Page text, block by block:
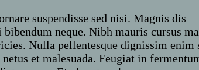
suspendisse sed nisi. Magnis dis
neque. Nibh mauris cursus
Nulla pellentesque dignissim enim
et malesuada. Feugiat in